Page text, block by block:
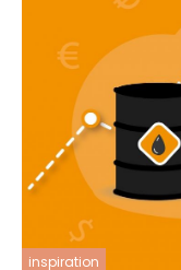
inspiration